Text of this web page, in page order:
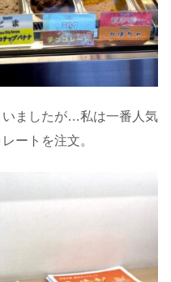
いましたが…私は一番人気
ートを注文。